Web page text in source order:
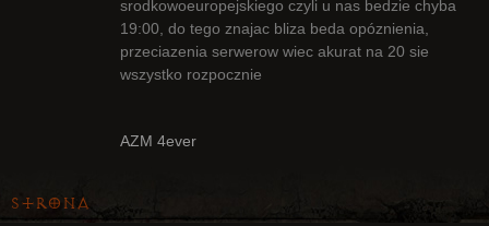
srodkowoeuropejskiego czyli u nas bedzie chyba
19:00, do tego znajac bliza beda opóznienia,
przeciazenia serwerow wiec akurat na 20 sie
wszystko rozpocznie
AZM 4ever
Strona